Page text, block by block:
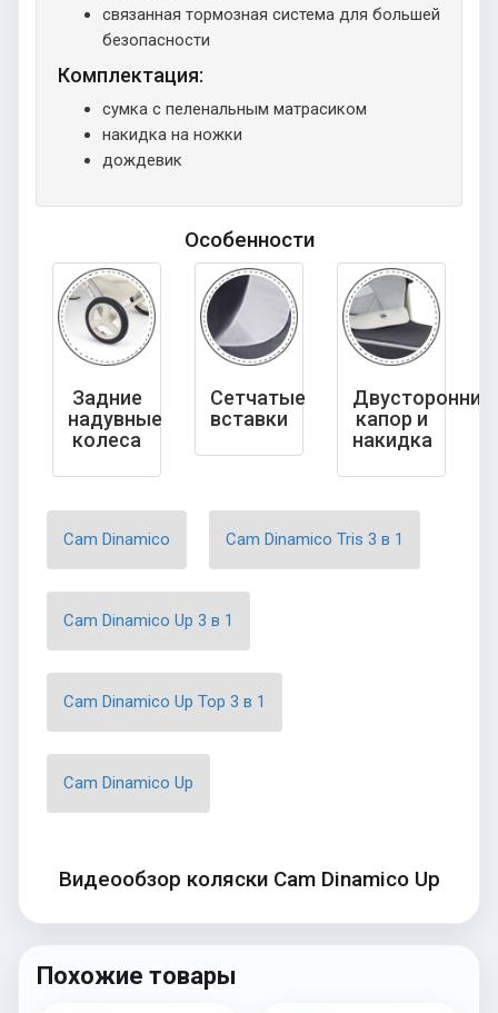
связанная тормозная система для большей
безопасности
Комплектация:
сумка с пеленальным матрасиком
накидка на ножки
дождевик
Особенности
Задние
надувные
колеса
Сетчатые
вставки
Двусторонний
капор и
накидка
Cam Dinamico Cam Dinamico Tris 3 в 1
Cam Dinamico Up 3 в 1
Cam Dinamico Up Top 3 в 1
Cam Dinamico Up
Видеообзор коляски Cam Dinamico Up
Похожие товары